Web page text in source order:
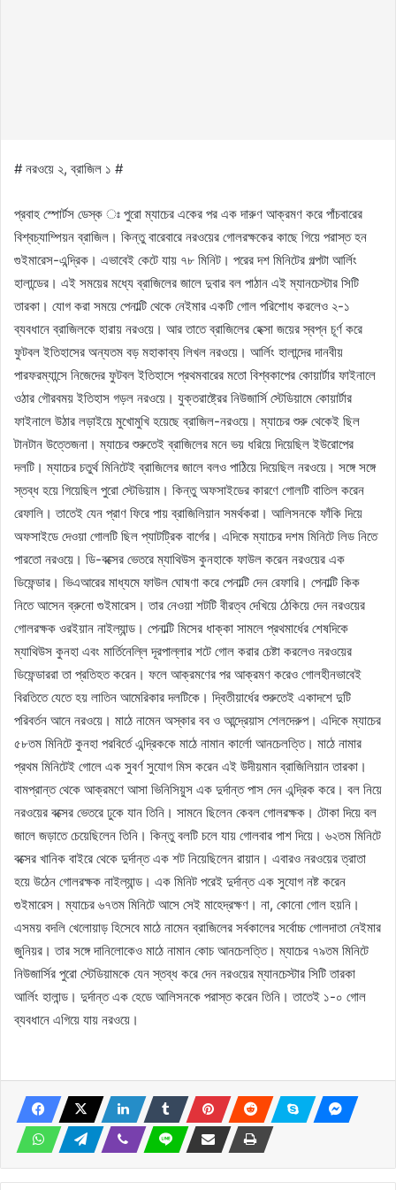
# নরওয়ে ২, ব্রাজিল ১ #
প্রবাহ স্পোর্টস ডেস্ক ঃ পুরো ম্যাচের একের পর এক দারুণ আক্রমণ করে পাঁচবারের
বিশ্বচ্যাম্পিয়ন ব্রাজিল। কিন্তু বারেবারে নরওয়ের গোলরক্ষকের কাছে গিয়ে পরাস্ত হন
গুইমারেস-এন্দ্রিক। এভাবেই কেটে যায় ৭৮ মিনিট। পরের দশ মিনিটের গল্পটা আর্লিং
হালান্ডের। এই সময়ের মধ্যে ব্রাজিলের জালে দুবার বল পাঠান এই ম্যানচেস্টার সিটি
তারকা। যোগ করা সময়ে পেনাল্টি থেকে নেইমার একটি গোল পরিশোধ করলেও ২-১
ব্যবধানে ব্রাজিলকে হারায় নরওয়ে। আর তাতে ব্রাজিলের হেক্সা জয়ের স্বপ্ন চূর্ণ করে
ফুটবল ইতিহাসের অন্যতম বড় মহাকাব্য লিখল নরওয়ে। আর্লিং হালান্দের দানবীয়
পারফরম্যান্সে নিজেদের ফুটবল ইতিহাসে প্রথমবারের মতো বিশ্বকাপের কোয়ার্টার ফাইনালে
ওঠার গৌরবময় ইতিহাস গড়ল নরওয়ে। যুক্তরাষ্ট্রের নিউজার্সি স্টেডিয়ামে কোয়ার্টার
ফাইনালে উঠার লড়াইয়ে মুখোমুখি হয়েছে ব্রাজিল-নরওয়ে। ম্যাচের শুরু থেকেই ছিল
টানটান উত্তেজনা। ম্যাচের শুরুতেই ব্রাজিলের মনে ভয় ধরিয়ে দিয়েছিল ইউরোপের
দলটি। ম্যাচের চতুর্থ মিনিটেই ব্রাজিলের জালে বলও পাঠিয়ে দিয়েছিল নরওয়ে। সঙ্গে সঙ্গে
স্তব্ধ হয়ে গিয়েছিল পুরো স্টেডিয়াম। কিন্তু অফসাইডের কারণে গোলটি বাতিল করেন
রেফালি। তাতেই যেন প্রাণ ফিরে পায় ব্রাজিলিয়ান সমর্থকরা। আলিসনকে ফাঁকি দিয়ে
অফসাইডে দেওয়া গোলটি ছিল প্যাটট্রিক বার্গের। এদিকে ম্যাচের দশম মিনিটে লিড নিতে
পারতো নরওয়ে। ডি-বক্সের ভেতরে ম্যাথিউস কুনহাকে ফাউল করেন নরওয়ের এক
ডিফেন্ডার। ভিএআরের মাধ্যমে ফাউল ঘোষণা করে পেনাল্টি দেন রেফারি। পেনাল্টি কিক
নিতে আসেন ব্রুনো গুইমারেস। তার নেওয়া শটটি বীরত্ব দেখিয়ে ঠেকিয়ে দেন নরওয়ের
গোলরক্ষক ওরইয়ান নাইল্যান্ড। পেনাল্টি মিসের ধাক্কা সামলে প্রথমার্ধের শেষদিকে
ম্যাথিউস কুনহা এবং মার্তিনেল্লি দূরপাল্লার শটে গোল করার চেষ্টা করলেও নরওয়ের
ডিফেন্ডাররা তা প্রতিহত করেন। ফলে আক্রমণের পর আক্রমণ করেও গোলহীনভাবেই
বিরতিতে যেতে হয় লাতিন আমেরিকার দলটিকে। দ্বিতীয়ার্ধের শুরুতেই একাদশে দুটি
পরিবর্তন আনে নরওয়ে। মাঠে নামেন অস্কার বব ও আন্দ্রেয়াস শেলদেরুপ। এদিকে ম্যাচের
৫৮তম মিনিটে কুনহা পরবির্তে এন্দ্রিককে মাঠে নামান কার্লো আনচেলত্তি। মাঠে নামার
প্রথম মিনিটেই গোলে এক সুবর্ণ সুযোগ মিস করেন এই উদীয়মান ব্রাজিলিয়ান তারকা।
বামপ্রান্ত থেকে আক্রমণে আসা ভিনিসিয়ুস এক দুর্দান্ত পাস দেন এন্দ্রিক করে। বল নিয়ে
নরওয়ের বক্সের ভেতরে ঢুকে যান তিনি। সামনে ছিলেন কেবল গোলরক্ষক। টোকা দিয়ে বল
জালে জড়াতে চেয়েছিলেন তিনি। কিন্তু বলটি চলে যায় গোলবার পাশ দিয়ে। ৬২তম মিনিটে
বক্সের খানিক বাইরে থেকে দুর্দান্ত এক শট নিয়েছিলেন রায়ান। এবারও নরওয়ের ত্রাতা
হয়ে উঠেন গোলরক্ষক নাইল্যান্ড। এক মিনিট পরেই দুর্দান্ত এক সুযোগ নষ্ট করেন
গুইমারেস। ম্যাচের ৬৭তম মিনিটে আসে সেই মাহেদ্রক্ষণ। না, কোনো গোল হয়নি।
এসময় বদলি খেলোয়াড় হিসেবে মাঠে নামেন ব্রাজিলের সর্বকালের সর্বোচ্চ গোলদাতা নেইমার
জুনিয়র। তার সঙ্গে দানিলোকেও মাঠে নামান কোচ আনচেলত্তি। ম্যাচের ৭৯তম মিনিটে
নিউজার্সির পুরো স্টেডিয়ামকে যেন স্তব্ধ করে দেন নরওয়ের ম্যানচেস্টার সিটি তারকা
আর্লিং হালান্ড। দুর্দান্ত এক হেডে আলিসনকে পরাস্ত করেন তিনি। তাতেই ১-০ গোল
ব্যবধানে এগিয়ে যায় নরওয়ে।